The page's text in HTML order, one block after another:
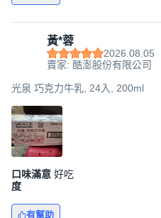
黃*蓉
2026.08.05
賣家: 酷澎股份有限公司
光泉 巧克力牛乳, 24入, 200ml
口味滿意
度
好吃
有幫助